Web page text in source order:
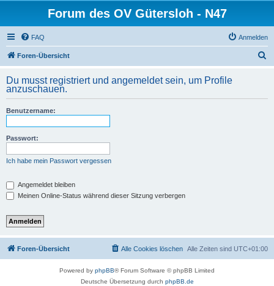
Forum des OV Gütersloh - N47
FAQ Anmelden
Foren-Übersicht
h
Du musst registriert und angemeldet sein, um Profile
anzuschauen.
Benutzername:
Passwort:
Ich habe mein Passwort vergessen
Angemeldet bleiben
Meinen Online-Status während dieser Sitzung verbergen
Foren-Übersicht Alle Zeiten sind UTC+01:00
Alle Cookies löschen
Powered by phpBB® Forum Software © phpBB Limited
Deutsche Übersetzung durch phpBB.de